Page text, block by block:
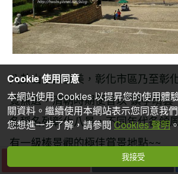
八卦山景觀優美，彰化市區乃至彰
覽無遺，清朝時期便曾以"鎮亭晴雲
名稱名列彰化八景，不同年代各領
有一級棒景觀的極佳賞景地點~~
下一篇
Cookie 使用同意
本網站使用 Cookies 以提昇您的使用體
關資料。繼續使用本網站表示您同意我
您想進一步了解，請參閱Cookies 聲明
我接受